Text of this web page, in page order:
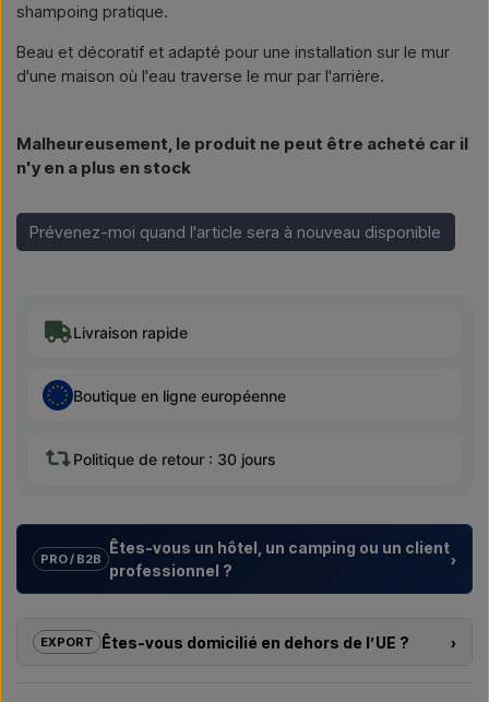
shampoing pratique.
Beau et décoratif et adapté pour une installation sur le mur
d'une maison où l'eau traverse le mur par l'arrière.
Malheureusement, le produit ne peut être acheté car il
n'y en a plus en stock
Prévenez-moi quand l'article sera à nouveau disponible
Livraison rapide
Boutique en ligne européenne
Politique de retour : 30 jours
PRO / B2B
Êtes-vous un hôtel, un camping ou un client
professionnel ?
›
promoteurs immobiliers avec des
pour douches extérieures – du choix du modèle à la bonne
EXPORT Êtes-vous domicilié en dehors de l’UE ?
›